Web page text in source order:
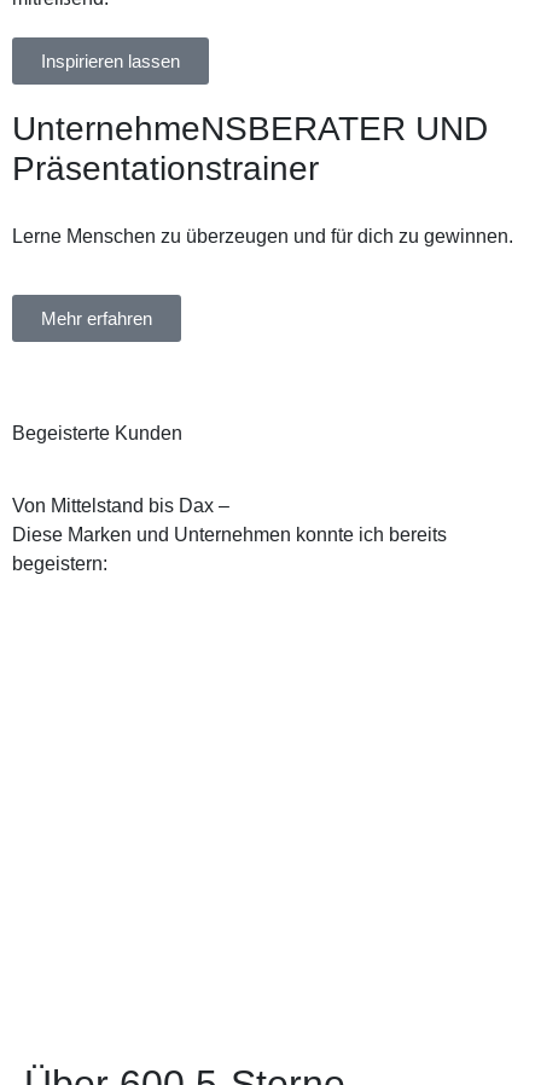
Inspirieren lassen
UnternehmeNSBERATER UND
Präsentationstrainer
Lerne Menschen zu überzeugen und für dich zu gewinnen.
Mehr erfahren
Begeisterte Kunden
Von Mittelstand bis Dax –
Diese Marken und Unternehmen konnte ich bereits
begeistern: